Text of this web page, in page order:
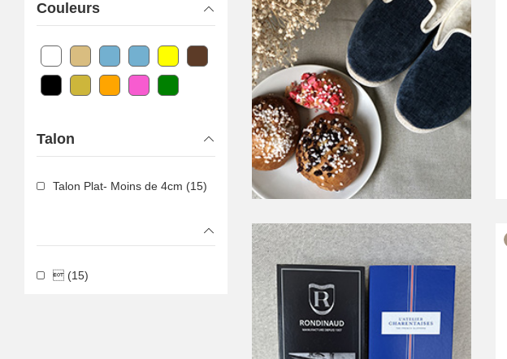
Couleurs
Talon
Talon Plat- Moins de 4cm (15)
 (15)